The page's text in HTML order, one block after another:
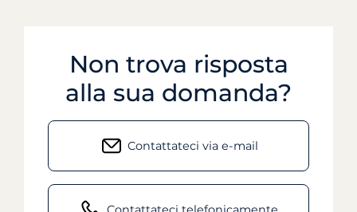
Non trova risposta
alla sua domanda?
Contattateci via e-mail